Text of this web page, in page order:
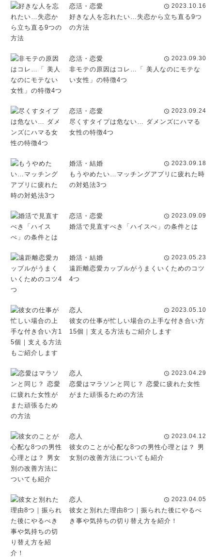
恋活・恋愛
好きな人を忘れたい…失恋から立ち直る9つ
の方法
schedule 2023.10.16
恋活・恋愛
非モテの原因はコレ…「 美人なのにモテな
い女性」の特徴4つ
schedule 2023.09.30
恋活・恋愛
尽くすタイプは危ない… ダメンズにハマる
女性の特徴4つ
schedule 2023.09.24
婚活・結婚
もうやめたい…マッチングアプリに疲れた時
の対処法3つ
schedule 2023.09.18
恋活・恋愛
婚活で見直すべき「ハイスぺ」の条件とは
schedule 2023.09.09
婚活・結婚
遠距離恋愛カップルがうまくいくためのコツ
4つ
schedule 2023.05.23
恋人
彼女の仕事が忙しい場合の上手な付き合い方
15個｜支える方法もご紹介します
schedule 2023.05.10
恋人
恋愛はマラソンと同じ？ 恋愛に疲れた女性
がまた頑張るための方法
schedule 2023.04.29
恋人
彼女のことが心配な8つの男性心理とは？ 男
女別の改善方法についても紹介
schedule 2023.04.12
恋人
彼女と別れた理由8つ｜振られた後にやるべ
き事や気持ちの切り替え方を紹介！
schedule 2023.04.05